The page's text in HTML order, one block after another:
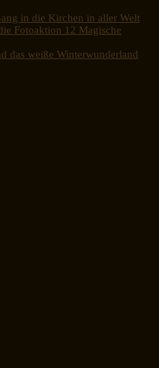
in die Kirchen in aller Welt
Fotoaktion 12 Magische
das weiße Winterwunderland